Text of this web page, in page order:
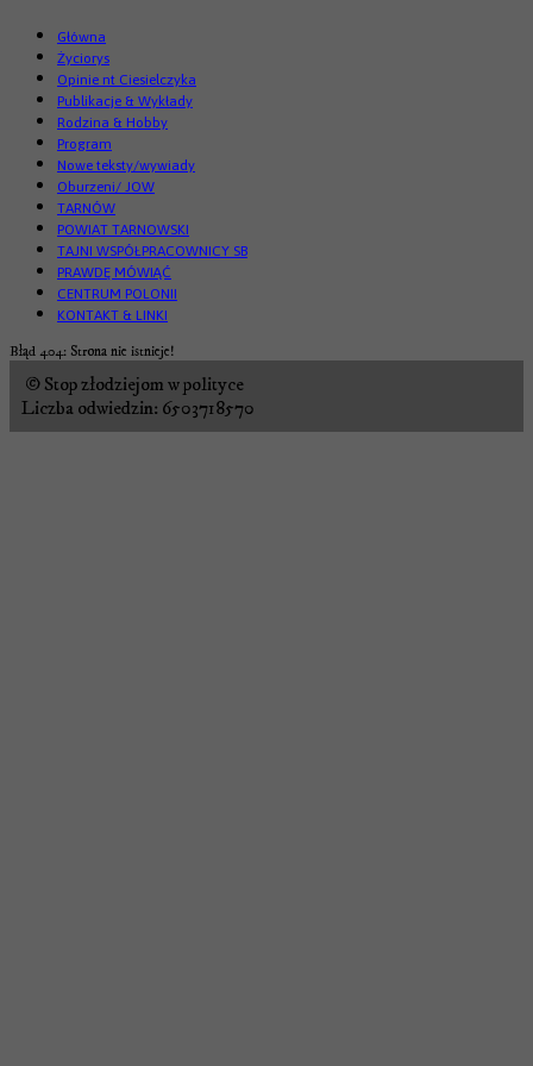
Główna
Życiorys
Opinie nt Ciesielczyka
Publikacje & Wykłady
Rodzina & Hobby
Program
Nowe teksty/wywiady
Oburzeni/ JOW
TARNÓW
POWIAT TARNOWSKI
TAJNI WSPÓŁPRACOWNICY SB
PRAWDĘ MÓWIĄĆ
CENTRUM POLONII
KONTAKT & LINKI
Błąd 404: Strona nie istnieje!
© Stop złodziejom w polityce
Liczba odwiedzin: 6503718570